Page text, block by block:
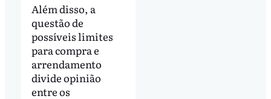
Além disso, a
questão de
possíveis limites
para compra e
arrendamento
divide opinião
entre os